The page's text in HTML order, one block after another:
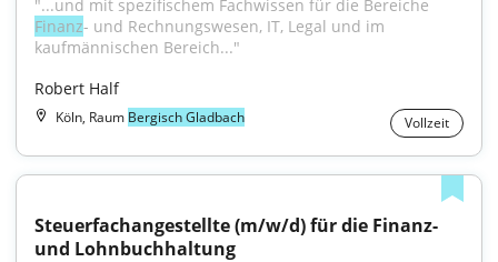
Finanz- und Rechnungswesen, IT, Legal und im
kaufmännischen Bereich..."
Robert Half
Köln, Raum Bergisch Gladbach Vollzeit
Steuerfachangestellte (m/w/d) für die Finanz-
und Lohnbuchhaltung